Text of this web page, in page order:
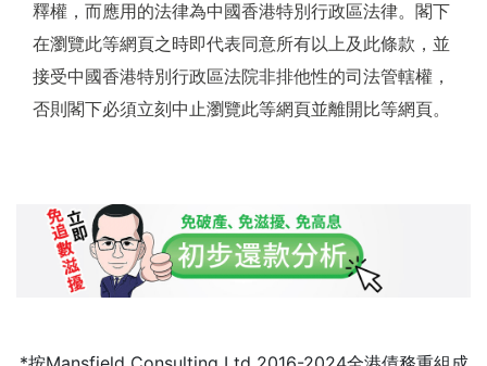
釋權，而應用的法律為中國香港特別行政區法律。閣下
在瀏覽此等網頁之時即代表同意所有以上及此條款，並
接受中國香港特別行政區法院非排他性的司法管轄權，
否則閣下必須立刻中止瀏覽此等網頁並離開比等網頁。